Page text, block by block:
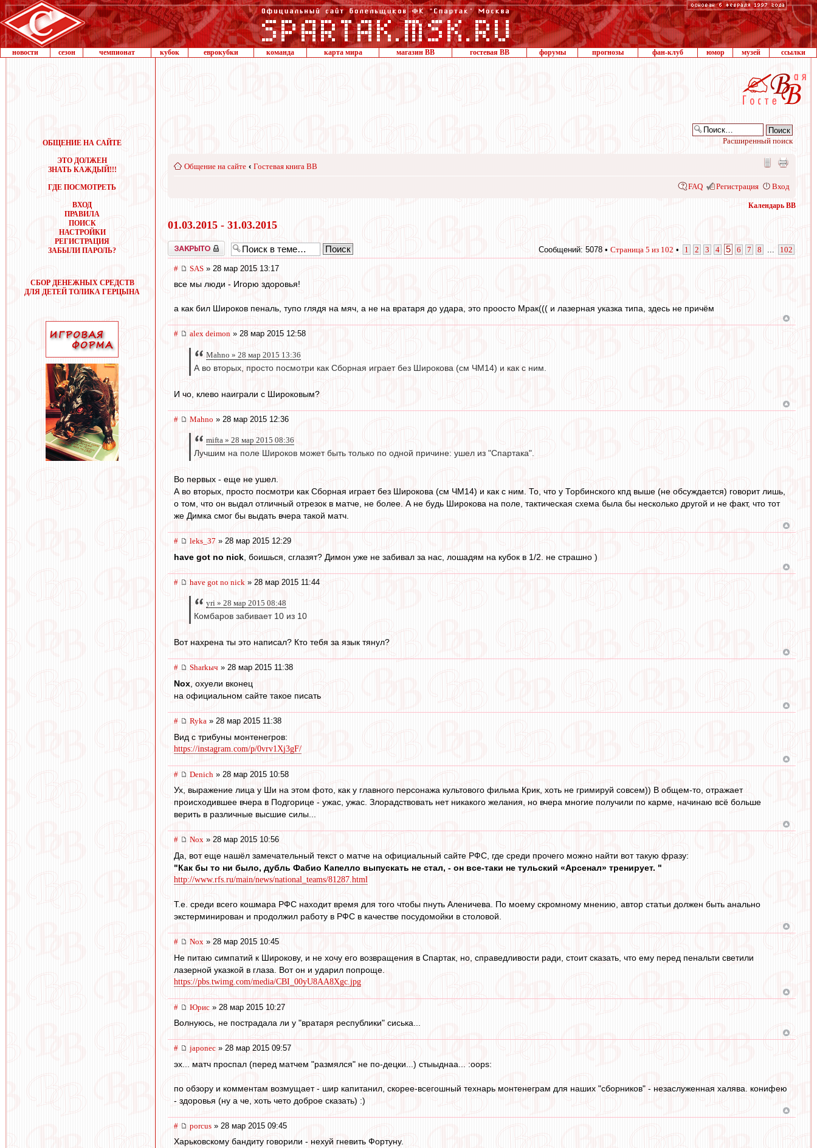
новости сезон чемпионат кубок еврокубки команда карта мира магазин ВВ гостевая ВВ форумы прогнозы фан-клуб юмор музей ссылки
ОБЩЕНИЕ НА САЙТЕ
ЭТО ДОЛЖЕН
ЗНАТЬ КАЖДЫЙ!!!
ГДЕ ПОСМОТРЕТЬ
ВХОД
ПРАВИЛА
ПОИСК
НАСТРОЙКИ
РЕГИСТРАЦИЯ
ЗАБЫЛИ ПАРОЛЬ?
СБОР ДЕНЕЖНЫХ СРЕДСТВ
ДЛЯ ДЕТЕЙ ТОЛИКА ГЕРЦЫНА
Расширенный поиск
Общение на сайте ‹ Гостевая книга ВВ
FAQ Регистрация Вход
Календарь ВВ
01.03.2015 - 31.03.2015
Закрыто Сообщений: 5078 • Страница 5 из 102 • 1 2 3 4 5 6 7 8 102
# SAS » 28 мар 2015 13:17
все мы люди - Игорю здоровья!
а как бил Широков пеналь, тупо глядя на мяч, а не на вратаря до удара, это проосто Мрак((( и лазерная указка типа, здесь не причём
# alex deimon » 28 мар 2015 12:58
Mahno » 28 мар 2015 13:36
А во вторых, просто посмотри как Сборная играет без Широкова (см ЧМ14) и как с ним.
И чо, клево наиграли с Широковым?
# Mahno » 28 мар 2015 12:36
mifta » 28 мар 2015 08:36
Лучшим на поле Широков может быть только по одной причине: ушел из "Спартака".
Во первых - еще не ушел.
А во вторых, просто посмотри как Сборная играет без Широкова (см ЧМ14) и как с ним. То, что у Торбинского кпд выше (не обсуждается) говорит лишь,
о том, что он выдал отличный отрезок в матче, не более. А не будь Широкова на поле, тактическая схема была бы несколько другой и не факт, что тот
же Димка смог бы выдать вчера такой матч.
# leks_37 » 28 мар 2015 12:29
have got no nick , боишься, сглазят? Димон уже не забивал за нас, лошадям на кубок в 1/2. не страшно )
# have got no nick » 28 мар 2015 11:44
yri » 28 мар 2015 08:48
Комбаров забивает 10 из 10
Вот нахрена ты это написал? Кто тебя за язык тянул?
# Sharkыч » 28 мар 2015 11:38
Nox , охуели вконец
на официальном сайте такое писать
# Ryka » 28 мар 2015 11:38
Вид с трибуны монтенегров:
https://instagram.com/p/0vrv1Xj3gF/
# Denich » 28 мар 2015 10:58
Ух, выражение лица у Ши на этом фото, как у главного персонажа культового фильма Крик, хоть не гримируй совсем)) В общем-то, отражает
происходившее вчера в Подгорице - ужас, ужас. Злорадствовать нет никакого желания, но вчера многие получили по карме, начинаю всё больше
верить в различные высшие силы...
# Nox » 28 мар 2015 10:56
Да, вот еще нашёл замечательный текст о матче на официальный сайте РФС, где среди прочего можно найти вот такую фразу:
"Как бы то ни было, дубль Фабио Капелло выпускать не стал, - он все-таки не тульский «Арсенал» тренирует. "
http://www.rfs.ru/main/news/national_teams/81287.html
Т.е. среди всего кошмара РФС находит время для того чтобы пнуть Аленичева. По моему скромному мнению, автор статьи должен быть анально
экстерминирован и продолжил работу в РФС в качестве посудомойки в столовой.
# Nox » 28 мар 2015 10:45
Не питаю симпатий к Широкову, и не хочу его возвращения в Спартак, но, справедливости ради, стоит сказать, что ему перед пенальти светили
лазерной указкой в глаза. Вот он и ударил попроще.
https://pbs.twimg.com/media/CBI_00yU8AA8Xgc.jpg
# Юрис » 28 мар 2015 10:27
Волнуюсь, не пострадала ли у "вратаря республики" сиська...
# japonec » 28 мар 2015 09:57
эх... матч проспал (перед матчем "размялся" не по-децки...) стыыднаа... :oops:
по обзору и комментам возмущает - шир капитанил, скорее-всегошный технарь монтенеграм для наших "сборников" - незаслуженная халява. конифею
- здоровья (ну а че, хоть чето доброе сказать) :)
# porcus » 28 мар 2015 09:45
Харьковскому бандиту говорили - нехуй гневить Фортуну.